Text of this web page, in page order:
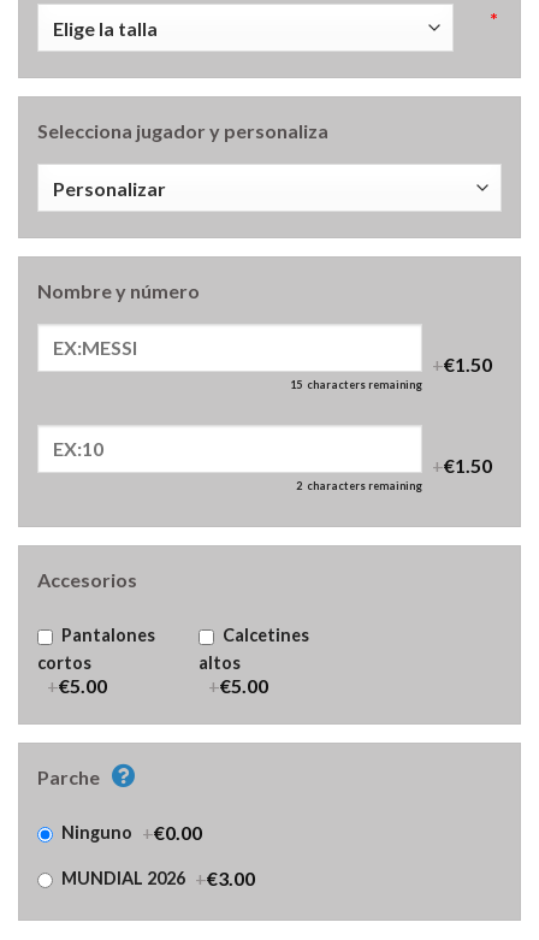
*
Selecciona jugador y personaliza
Nombre y número
15 characters remaining
+€1.50
2 characters remaining
+€1.50
Accesorios
Pantalones
cortos
+€5.00
Calcetines
altos
+€5.00
Parche
Ninguno +€0.00
MUNDIAL 2026 +€3.00